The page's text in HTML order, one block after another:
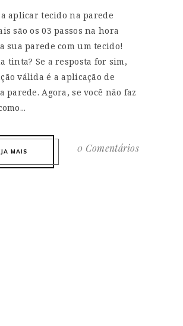
aplicar tecido na parede
são os 03 passos na hora
sua parede com um tecido!
tinta? Se a resposta for sim,
válida é a aplicação de
parede. Agora, se você não faz
MAIS 0 Comentários